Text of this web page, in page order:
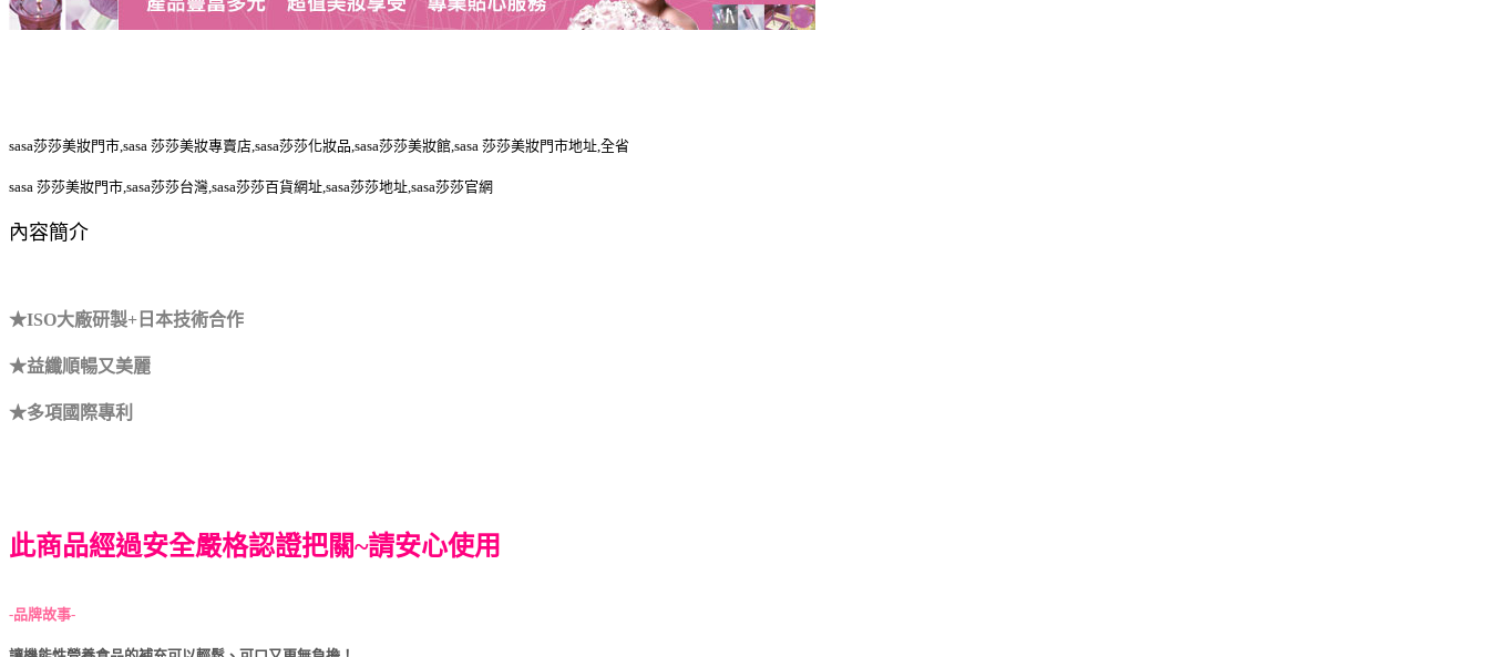
sasa莎莎美妝門市,sasa 莎莎美妝專賣店,sasa莎莎化妝品,sasa莎莎美妝館,sasa 莎莎美妝門市地址,全省
sasa 莎莎美妝門市,sasa莎莎台灣,sasa莎莎百貨網址,sasa莎莎地址,sasa莎莎官網
內容簡介
★ISO大廠研製+日本技術合作
★益纖順暢又美麗
★多項國際專利
此商品經過安全嚴格認證把關~請安心使用
-品牌故事-